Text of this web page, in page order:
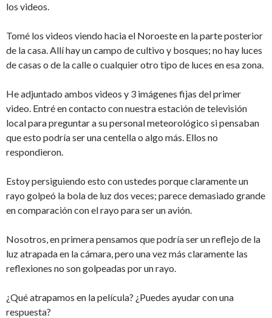
los videos.
Tomé los videos viendo hacia el Noroeste en la parte posterior
de la casa. Allí hay un campo de cultivo y bosques; no hay luces
de casas o de la calle o cualquier otro tipo de luces en esa zona.
He adjuntado ambos videos y 3 imágenes fijas del primer
video. Entré en contacto con nuestra estación de televisión
local para preguntar a su personal meteorológico si pensaban
que esto podría ser una centella o algo más. Ellos no
respondieron.
Estoy persiguiendo esto con ustedes porque claramente un
rayo golpeó la bola de luz dos veces; parece demasiado grande
en comparación con el rayo para ser un avión.
Nosotros, en primera pensamos que podría ser un reflejo de la
luz atrapada en la cámara, pero una vez más claramente las
reflexiones no son golpeadas por un rayo.
¿Qué atrapamos en la película? ¿Puedes ayudar con una
respuesta?